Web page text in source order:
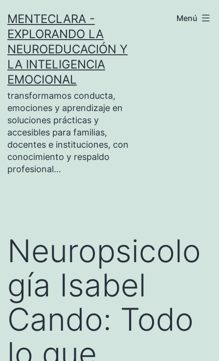
contenido
MENTECLARA -
EXPLORANDO LA
NEUROEDUCACIÓN Y
LA INTELIGENCIA
EMOCIONAL
transformamos conducta,
emociones y aprendizaje en
soluciones prácticas y
accesibles para familias,
docentes e instituciones, con
conocimiento y respaldo
profesional…
Menú
Neuropsicolo
gía Isabel
Cando: Todo
lo que